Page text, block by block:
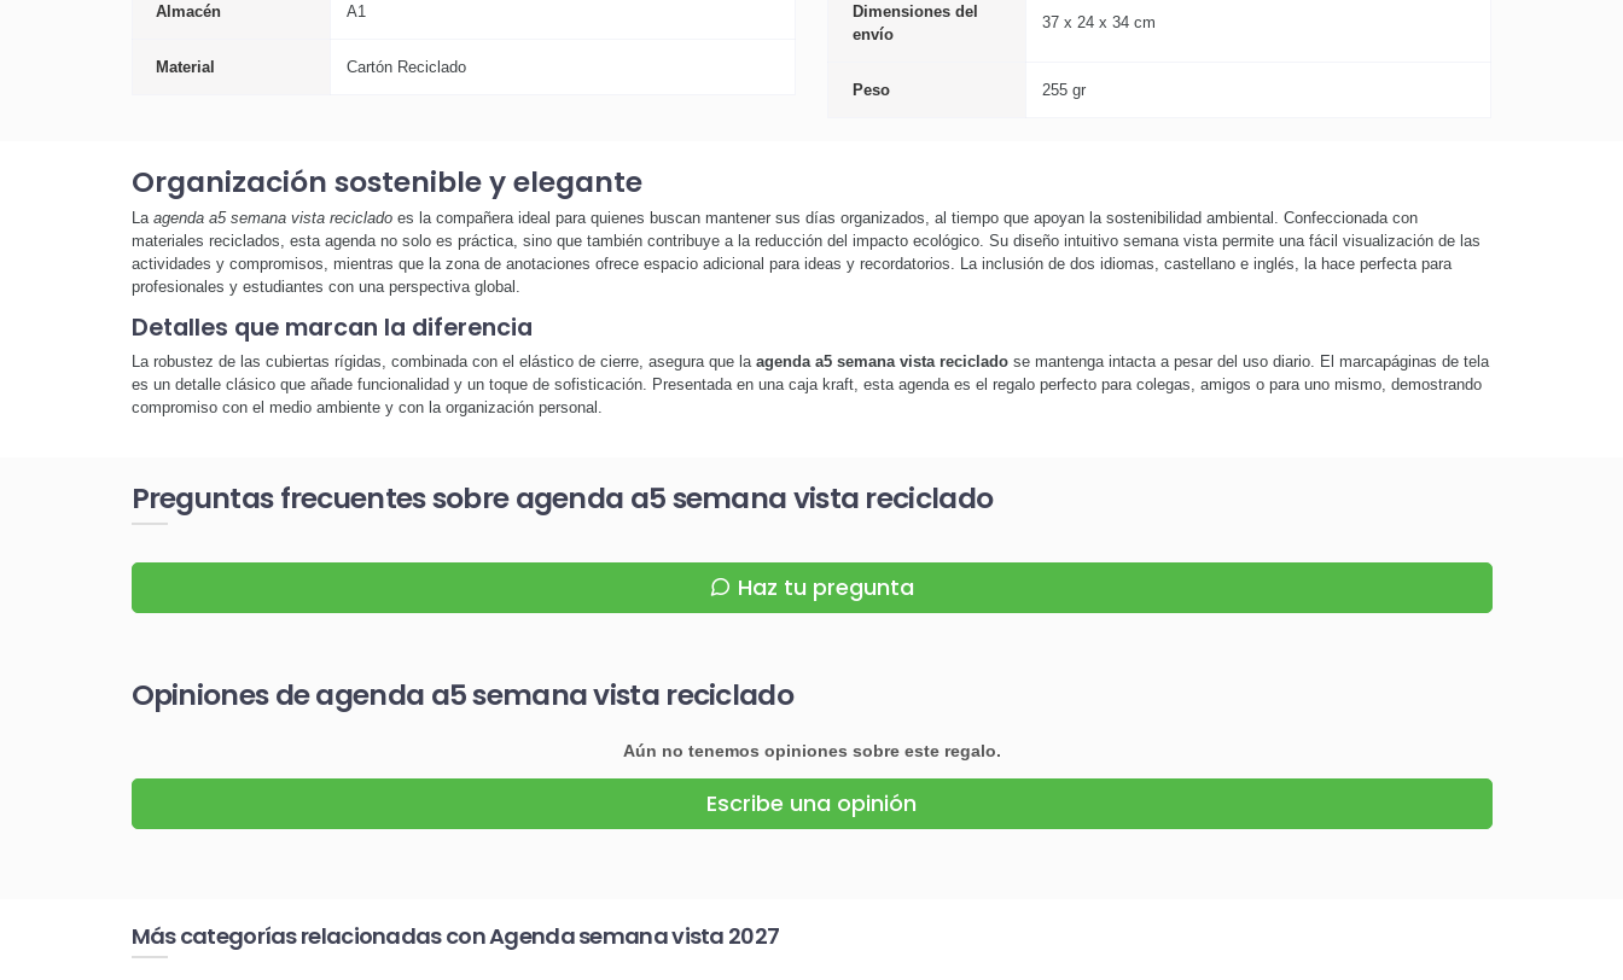
Almacén A1
Material Cartón Reciclado
Dimensiones del
envío
37 x 24 x 34 cm
Peso 255 gr
Organización sostenible y elegante
La agenda a5 semana vista recicladoes la compañera ideal para quienes buscan mantener sus días organizados, al tiempo que apoyan la sostenibilidad ambiental. Confeccionada con
materiales reciclados, esta agenda no solo es práctica, sino que también contribuye a la reducción del impacto ecológico. Su diseño intuitivo semana vista permite una fácil visualización de las
actividades y compromisos, mientras que la zona de anotaciones ofrece espacio adicional para ideas y recordatorios. La inclusión de dos idiomas, castellano e inglés, la hace perfecta para
profesionales y estudiantes con una perspectiva global.
Detalles que marcan la diferencia
La robustez de las cubiertas rígidas, combinada con el elástico de cierre, asegura que la agenda a5 semana vista recicladose mantenga intacta a pesar del uso diario. El marcapáginas de tela
es un detalle clásico que añade funcionalidad y un toque de sofisticación. Presentada en una caja kraft, esta agenda es el regalo perfecto para colegas, amigos o para uno mismo, demostrando
compromiso con el medio ambiente y con la organización personal.
Preguntas frecuentes sobre agenda a5 semana vista reciclado
Haz tu pregunta
Opiniones de agenda a5 semana vista reciclado
Aún no tenemos opiniones sobre este regalo.
Escribe una opinión
Más categorías relacionadas con Agenda semana vista 2027